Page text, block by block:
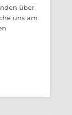
über
uns am